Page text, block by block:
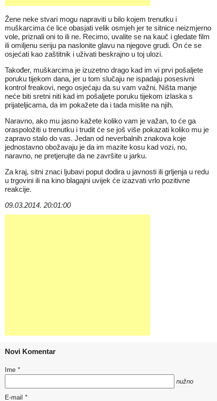
Žene neke stvari mogu napraviti u bilo kojem trenutku i
muškarcima će lice obasjati velik osmjeh jer te sitnice neizmjerno
vole, priznali oni to ili ne. Recimo, uvalite se na kauč i gledate film
ili omiljenu seriju pa naslonite glavu na njegove grudi. On će se
osjećati kao zaštitnik i uživati beskrajno u toj ulozi.
Također, muškarcima je izuzetno drago kad im vi prvi pošaljete
poruku tijekom dana, jer u tom slučaju ne ispadaju posesivni
kontrol freakovi, nego osjećaju da su vam važni. Ništa manje
neće biti sretni niti kad im pošaljete poruku tijekom izlaska s
prijateljicama, da im pokažete da i tada mislite na njih.
Naravno, ako mu jasno kažete koliko vam je važan, to će ga
oraspoložiti u trenutku i trudit će se još više pokazati koliko mu je
zapravo stalo do vas. Jedan od neverbalnih znakova koje
jednostavno obožavaju je da im mazite kosu kad vozi, no,
naravno, ne pretjerujte da ne završite u jarku.
Za kraj, sitni znaci ljubavi poput dodira u javnosti ili grljenja u redu
u trgovini ili na kino blagajni uvijek će izazvati vrlo pozitivne
reakcije.
09.03.2014. 20:01:00
Novi Komentar
Ime *
nužno
E-mail *